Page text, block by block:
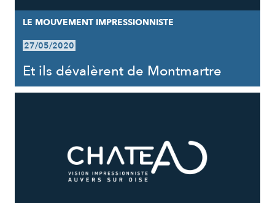
LE MOUVEMENT IMPRESSIONNISTE
27/05/2020
Et ils dévalèrent de Montmartre